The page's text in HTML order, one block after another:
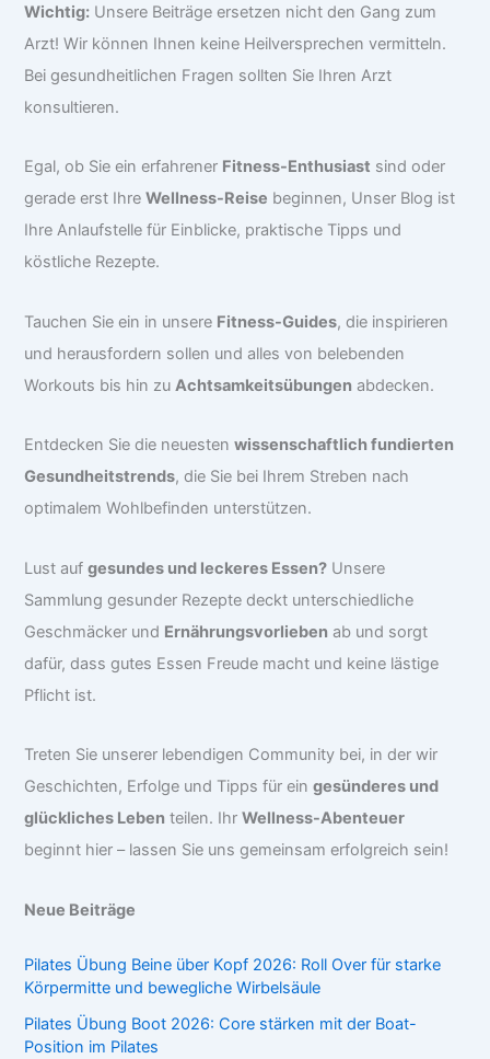
Wichtig: Unsere Beiträge ersetzen nicht den Gang zum
Arzt! Wir können Ihnen keine Heilversprechen vermitteln.
Bei gesundheitlichen Fragen sollten Sie Ihren Arzt
konsultieren.
Egal, ob Sie ein erfahrener Fitness-Enthusiast sind oder
gerade erst IhreWellness-Reise beginnen, Unser Blog ist
Ihre Anlaufstelle für Einblicke, praktische Tipps und
köstliche Rezepte.
Tauchen Sie ein in unsere Fitness-Guides, die inspirieren
und herausfordern sollen und alles von belebenden
Workouts bis hin zuAchtsamkeitsübungen abdecken.
Entdecken Sie die neuestenwissenschaftlich fundierten
Gesundheitstrends, die Sie bei Ihrem Streben nach
optimalem Wohlbefinden unterstützen.
Lust aufgesundes und leckeres Essen? Unsere
Sammlung gesunder Rezepte deckt unterschiedliche
Geschmäcker und Ernährungsvorlieben ab und sorgt
dafür, dass gutes Essen Freude macht und keine lästige
Pflicht ist.
Treten Sie unserer lebendigen Community bei, in der wir
Geschichten, Erfolge und Tipps für eingesünderes und
glückliches Leben teilen. IhrWellness-Abenteuer
beginnt hier – lassen Sie uns gemeinsam erfolgreich sein!
Neue Beiträge
Pilates Übung Beine über Kopf 2026: Roll Over für starke
Körpermitte und bewegliche Wirbelsäule
Pilates Übung Boot 2026: Core stärken mit der Boat-
Position im Pilates